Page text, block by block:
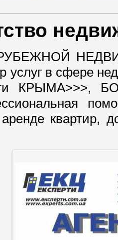
услуг в сфере
КРЫМА>>>,
аренде квартир,